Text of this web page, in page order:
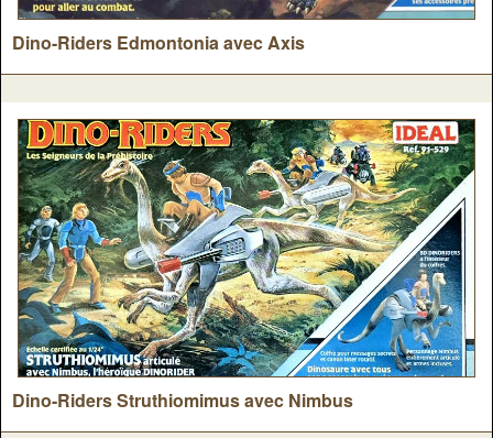
Dino-Riders Edmontonia avec Axis
Dino-Riders Struthiomimus avec Nimbus